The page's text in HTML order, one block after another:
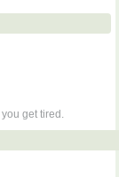
get tired.